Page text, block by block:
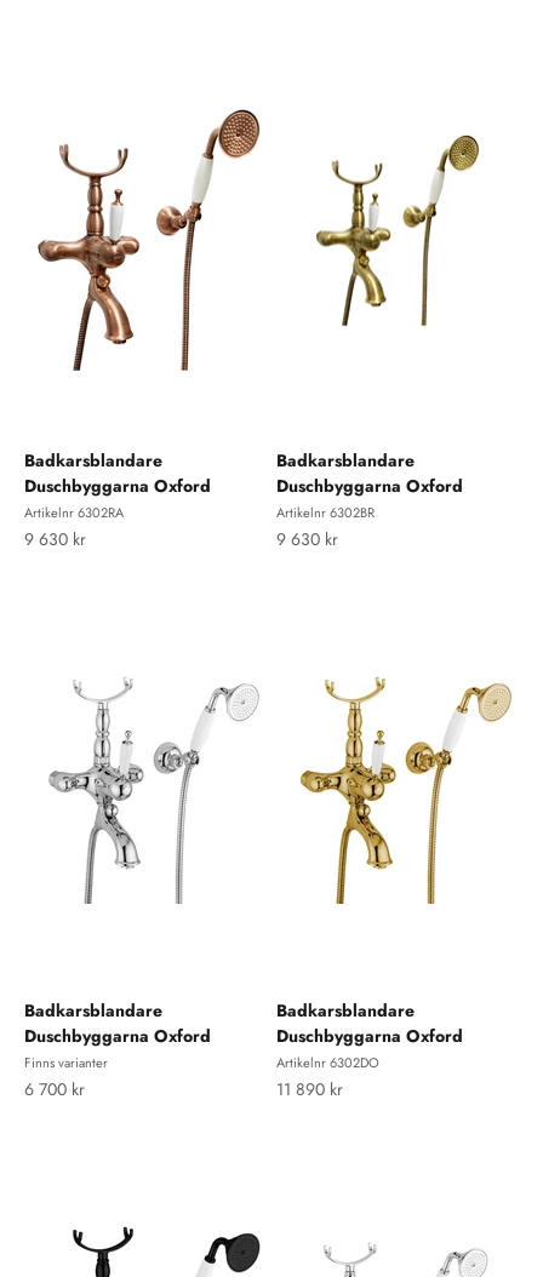
Badkarsblandare
Duschbyggarna Oxford
Artikelnr 6302RA
REA-pris
9 630 kr
Badkarsblandare
Duschbyggarna Oxford
Artikelnr 6302BR
REA-pris
9 630 kr
Badkarsblandare
Duschbyggarna Oxford
Finns varianter
REA-pris
6 700 kr
Badkarsblandare
Duschbyggarna Oxford
Artikelnr 6302DO
REA-pris
11 890 kr